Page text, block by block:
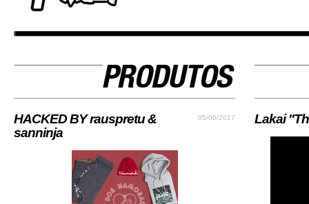
05/06/2017
HACKED BY rauspretu &
sanninja
Lakai